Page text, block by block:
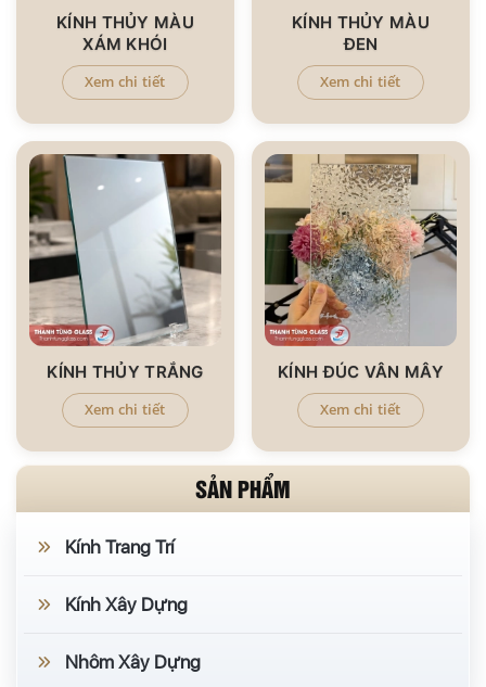
KÍNH THỦY MÀU
XÁM KHÓI
Xem chi tiết
KÍNH THỦY MÀU
ĐEN
Xem chi tiết
KÍNH THỦY TRẮNG
Xem chi tiết
KÍNH ĐÚC VÂN MÂY
Xem chi tiết
SẢN PHẨM
Kính Trang Trí
Kính Xây Dựng
Nhôm Xây Dựng